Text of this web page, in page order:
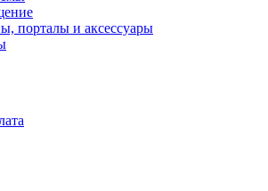
порталы и аксессуары